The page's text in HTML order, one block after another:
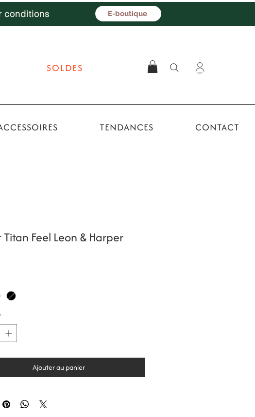
conditions E-boutique
SOLDES
TENDANCES CONTACT
Titan Feel Leon & Harper
Ajouter au panier